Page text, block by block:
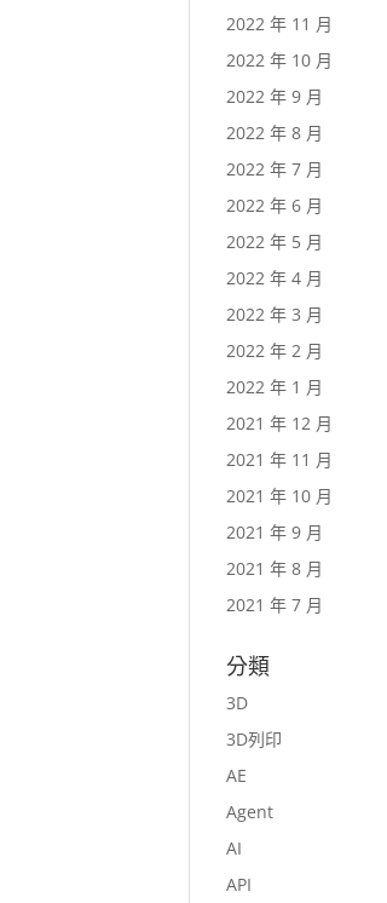
2022 年 11 月
2022 年 10 月
2022 年 9 月
2022 年 8 月
2022 年 7 月
2022 年 6 月
2022 年 5 月
2022 年 4 月
2022 年 3 月
2022 年 2 月
2022 年 1 月
2021 年 12 月
2021 年 11 月
2021 年 10 月
2021 年 9 月
2021 年 8 月
2021 年 7 月
分類
3D
3D列印
AE
Agent
AI
API